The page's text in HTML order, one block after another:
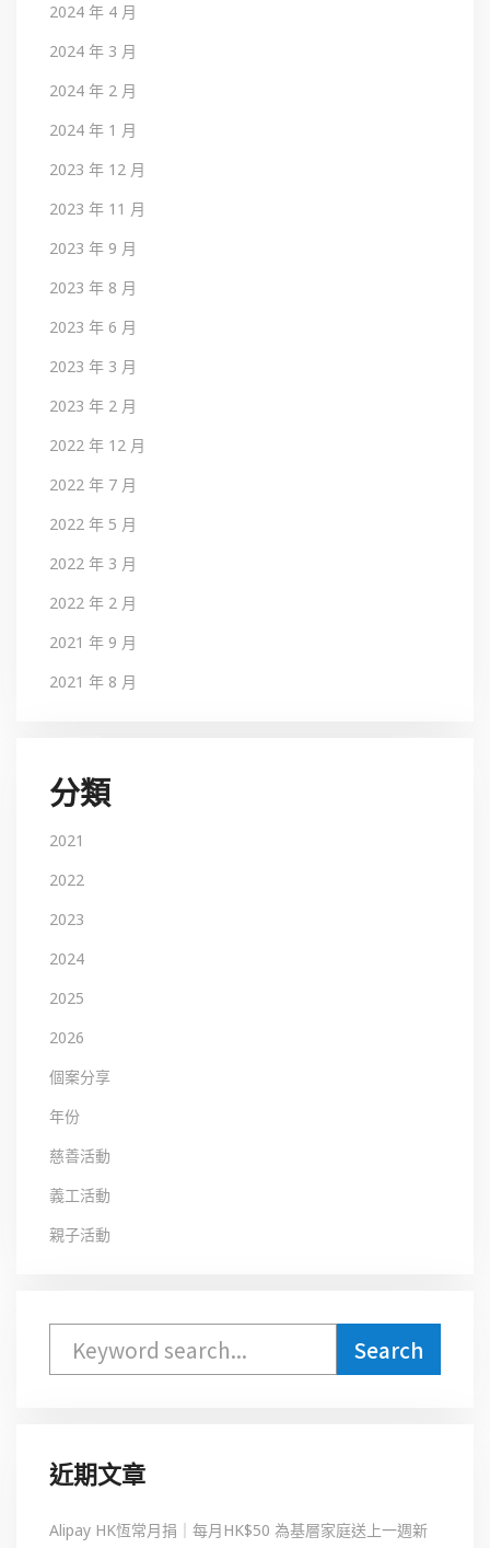
2024 年 4 月
2024 年 3 月
2024 年 2 月
2024 年 1 月
2023 年 12 月
2023 年 11 月
2023 年 9 月
2023 年 8 月
2023 年 6 月
2023 年 3 月
2023 年 2 月
2022 年 12 月
2022 年 7 月
2022 年 5 月
2022 年 3 月
2022 年 2 月
2021 年 9 月
2021 年 8 月
分類
2021
2022
2023
2024
2025
2026
個案分享
年份
慈善活動
義工活動
親子活動
近期文章
Alipay HK恆常月捐｜每月HK$50 為基層家庭送上一週新